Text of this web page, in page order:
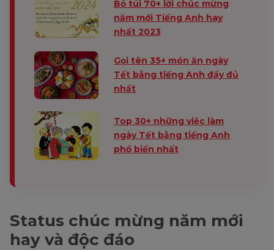
Bỏ túi 70+ lời chúc mừng
năm mới Tiếng Anh hay
nhất 2023
Gọi tên 35+ món ăn ngày
Tết bằng tiếng Anh đầy đủ
nhất
Top 30+ những việc làm
ngày Tết bằng tiếng Anh
phổ biến nhất
Status chúc mừng năm mới
hay và độc đáo